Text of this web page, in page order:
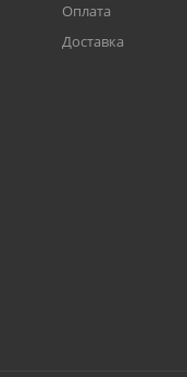
Оплата
Доставка